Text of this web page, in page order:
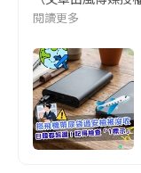
閱讀更多